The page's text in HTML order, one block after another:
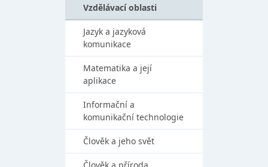
Vzdělávací oblasti
Jazyk a jazyková
komunikace
Matematika a její
aplikace
Informační a
komunikační technologie
Člověk a jeho svět